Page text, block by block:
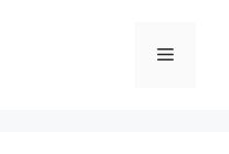
Menu